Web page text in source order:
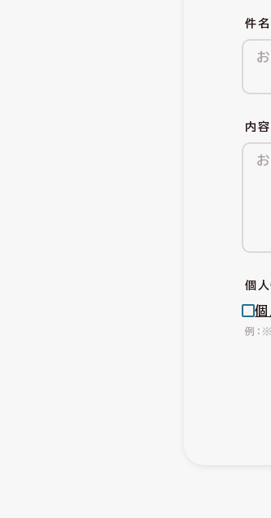
件名
内容
個
※